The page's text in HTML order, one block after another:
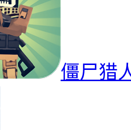
僵尸猎